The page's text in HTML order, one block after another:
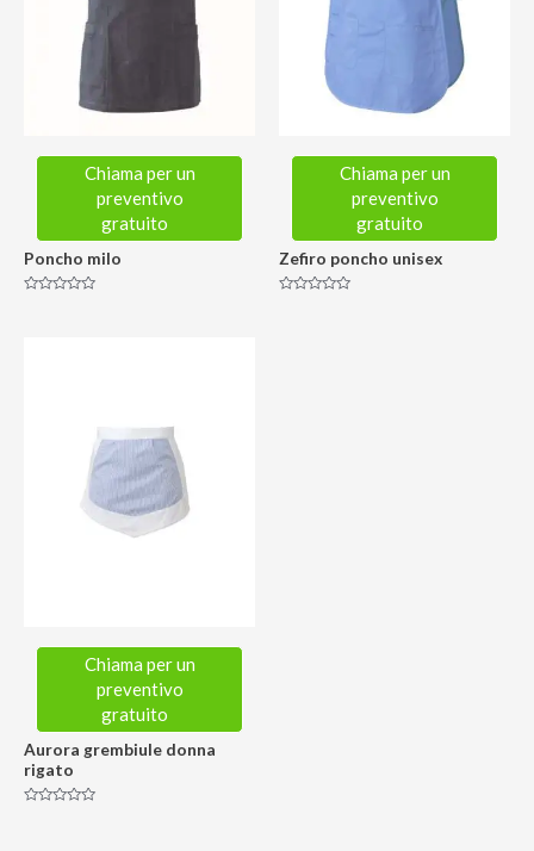
Chiama per un
preventivo
gratuito
Poncho milo
Chiama per un
preventivo
gratuito
Zefiro poncho unisex
Chiama per un
preventivo
gratuito
Aurora grembiule donna
rigato